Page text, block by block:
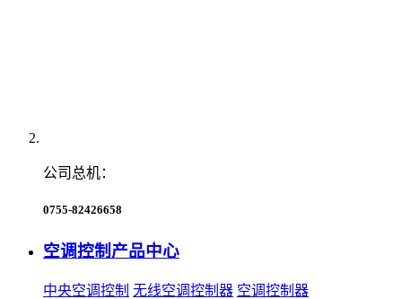
公司总机：
0755-82426658
空调控制产品中心
中央空调控制 无线空调控制器 空调控制器